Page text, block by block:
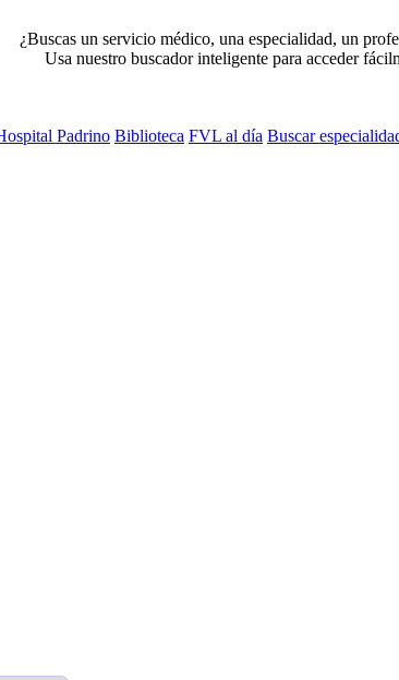
¿Buscas un servicio médico, una especialidad, un
Usa nuestro buscador inteligente para acceder
Padrino Biblioteca FVL al día Buscar